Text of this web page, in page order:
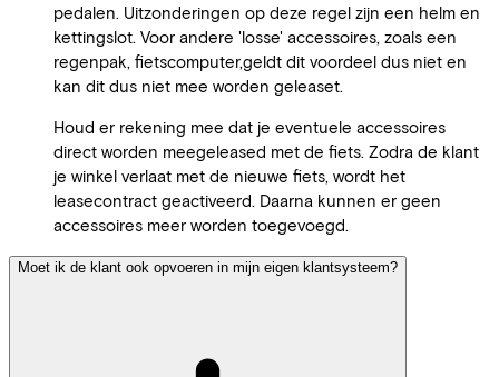
pedalen. Uitzonderingen op deze regel zijn een helm en
kettingslot. Voor andere 'losse' accessoires, zoals een
regenpak, fietscomputer,geldt dit voordeel dus niet en
kan dit dus niet mee worden geleaset.
Houd er rekening mee dat je eventuele accessoires
direct worden meegeleased met de fiets. Zodra de klant
je winkel verlaat met de nieuwe fiets, wordt het
leasecontract geactiveerd. Daarna kunnen er geen
accessoires meer worden toegevoegd.
Moet ik de klant ook opvoeren in mijn eigen klantsysteem?